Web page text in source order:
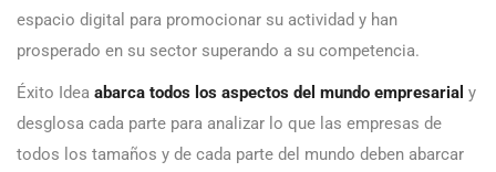
espacio digital para promocionar su actividad y han
prosperado en su sector superando a su competencia.
Éxito Idea abarca todos los aspectos del mundo empresarial y
desglosa cada parte para analizar lo que las empresas de
todos los tamaños y de cada parte del mundo deben abarcar